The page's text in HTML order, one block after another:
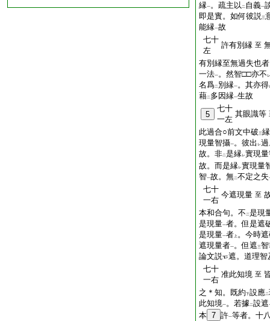
縁一。疏主以 二 自義一
即是實。如何彼説三
能縁一故
七十
左
許有別縁 至
有別縁至無過失也
一法一。然智□□亦不 レ
名爲二 別縁一。其亦得
藉二 多因縁一生故
5
七十
一左
其眼識等
此過合○前文中破三縁
現量智攝一。彼出 レ
故。非二是縁レ實現
故。而是縁レ實現量
智一故。無二不定之失
七十
一右
今遮現量 至
本和合句。不 二是現
是現量一者。但是遮
是現量一者 上 。今時
遮現量者一。但遮三
論文説
遮。道理智
七十
一右
准此知境 至
之＊知。既約下設應二
此知境一。若據二設遮
本 7 許一等者。十